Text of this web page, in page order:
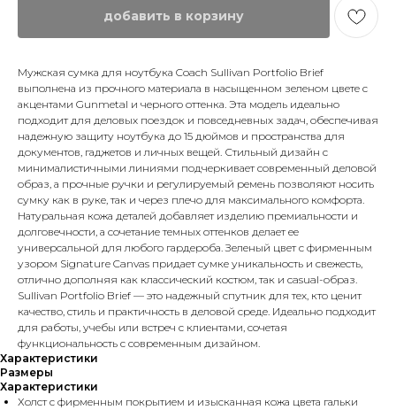
добавить в корзину
Мужская сумка для ноутбука Coach Sullivan Portfolio Brief
выполнена из прочного материала в насыщенном зеленом цвете с
акцентами Gunmetal и черного оттенка. Эта модель идеально
подходит для деловых поездок и повседневных задач, обеспечивая
надежную защиту ноутбука до 15 дюймов и пространства для
документов, гаджетов и личных вещей. Стильный дизайн с
минималистичными линиями подчеркивает современный деловой
образ, а прочные ручки и регулируемый ремень позволяют носить
сумку как в руке, так и через плечо для максимального комфорта.
Натуральная кожа деталей добавляет изделию премиальности и
долговечности, а сочетание темных оттенков делает ее
универсальной для любого гардероба. Зеленый цвет с фирменным
узором Signature Canvas придает сумке уникальность и свежесть,
отлично дополняя как классический костюм, так и casual-образ.
Sullivan Portfolio Brief — это надежный спутник для тех, кто ценит
качество, стиль и практичность в деловой среде. Идеально подходит
для работы, учебы или встреч с клиентами, сочетая
функциональность с современным дизайном.
Характеристики
Размеры
Характеристики
Холст с фирменным покрытием и изысканная кожа цвета гальки